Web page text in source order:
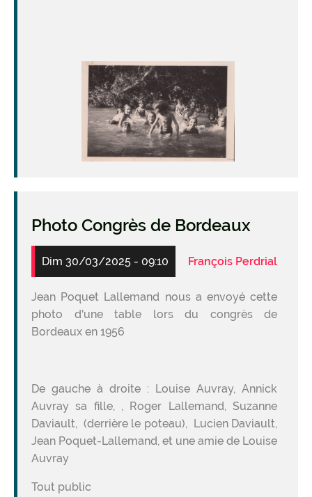
Image
Photo Congrès de Bordeaux
Dim 30/03/2025 - 09:10 François Perdrial
Jean Poquet Lallemand nous a envoyé cette
photo d'une table lors du congrès de
Bordeaux en 1956
De gauche à droite : Louise Auvray, Annick
Auvray sa fille, , Roger Lallemand, Suzanne
Daviault, (derrière le poteau), Lucien Daviault,
Jean Poquet-Lallemand, et une amie de Louise
Auvray
Tout public